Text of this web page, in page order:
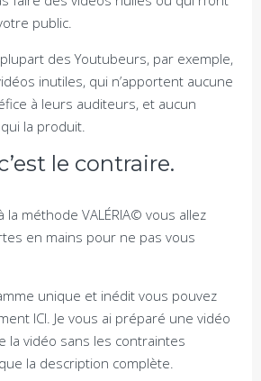
public.
des Youtubeurs, par exemple,
inutiles, qui n’apportent aucune
à leurs auditeurs, et aucun
la produit.
le contraire.
la méthode VALÉRIA© vous allez
en mains pour ne pas vous
unique et inédit vous pouvez
ICI. Je vous ai préparé une vidéo
la vidéo sans les contraintes
la description complète.